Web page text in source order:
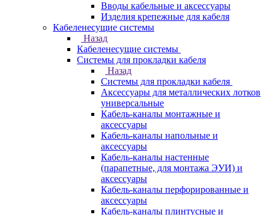
Вводы кабельные и аксессуары
Изделия крепежные для кабеля
Кабеленесущие системы
Назад
Кабеленесущие системы
Системы для прокладки кабеля
Назад
Системы для прокладки кабеля
Аксессуары для металлических лотков
универсальные
Кабель-каналы монтажные и
аксессуары
Кабель-каналы напольные и
аксессуары
Кабель-каналы настенные
(парапетные, для монтажа ЭУИ) и
аксессуары
Кабель-каналы перфорированные и
аксессуары
Кабель-каналы плинтусные и